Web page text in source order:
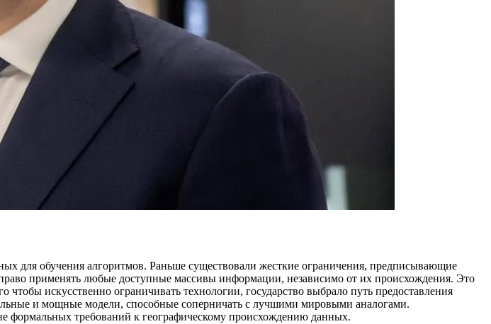
для обучения алгоритмов. Раньше существовали жесткие ограничения, предписывающие
применять любые доступные массивы информации, независимо от их происхождения. Это
искусственно ограничивать технологии, государство выбрало путь предоставления
и мощные модели, способные соперничать с лучшими мировыми аналогами.
формальных требований к географическому происхождению данных.